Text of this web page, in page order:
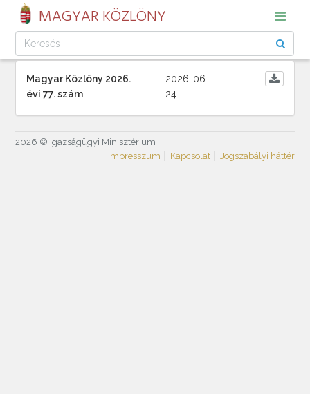
MAGYAR KÖZLÖNY
Magyar Közlöny 2026.
évi 77. szám
2026-06-
24
2026 © Igazságügyi Minisztérium
Impresszum
Kapcsolat Jogszabályi háttér